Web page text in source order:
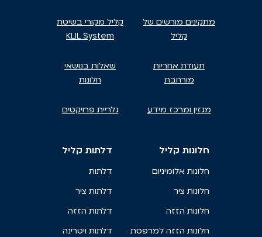
מתקינים מורשים של
קליל
קליל מקורי בשיטת
KLIL System
תעודת אחריות
מורחבת
שאלות בנושאי
חלונות
מגזין ומרכז מידע גלריית פרויקטים
חלונות קליל
חלונות אלומיניום
חלונות ציר
חלונות הזזה
חלונות הזזה למרפסת
דלתות קליל
דלתות
דלתות ציר
דלתות הזזה
דלתות ויטרינה